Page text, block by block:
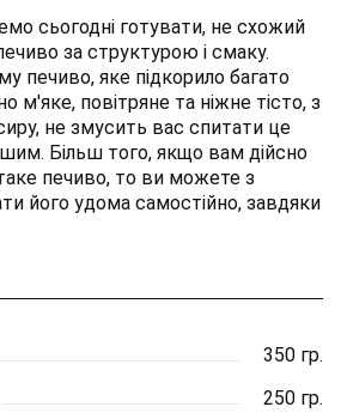
сьогодні готувати, не схожий
за структурою і смаку.
печиво, яке підкорило багато
повітряне та ніжне тісто, з
не змусить вас спитати це
Більш того, якщо вам дійсно
печиво, то ви можете з
його удома самостійно, завдяки
350 гр.
250 гр.